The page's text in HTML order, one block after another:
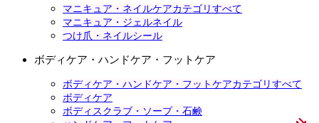
マニキュア・ネイルケアカテゴリすべて
マニキュア・ジェルネイル
つけ爪・ネイルシール
ボディケア・ハンドケア・フットケア
ボディケア・ハンドケア・フットケアカテゴリすべて
ボディケア
ボディスクラブ・ソープ・石鹸